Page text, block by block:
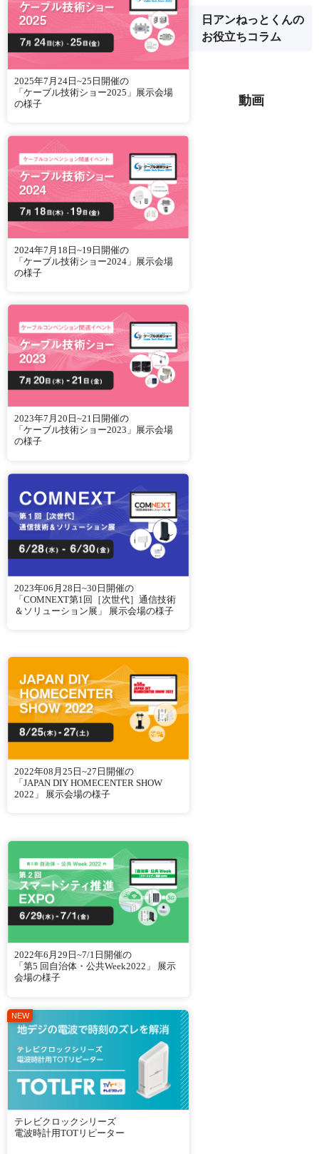
2025年7月24日~25日開催の
「ケーブル技術ショー2025」展示会場
の様子
2024年7月18日~19日開催の
「ケーブル技術ショー2024」展示会場
の様子
2023年7月20日~21日開催の
「ケーブル技術ショー2023」展示会場
の様子
2023年06月28日~30日開催の
「COMNEXT第1回［次世代］通信技術
＆ソリューション展」 展示会場の様子
2022年08月25日~27日開催の
「JAPAN DIY HOMECENTER SHOW
2022」 展示会場の様子
2022年6月29日~7/1日開催の
「第5 回自治体・公共Week2022」 展示
会場の様子
テレビクロックシリーズ
電波時計用TOTリピーター
日アンねっとくんの
お役立ちコラム
動画